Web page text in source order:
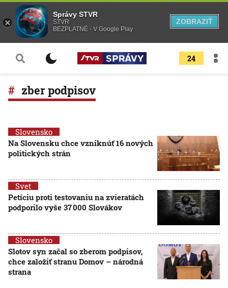
24
zber podpisov
Slovensko
Na Slovensku chce vzniknúť 16 nových
politických strán
Svet
Petíciu proti testovaniu na zvieratách
podporilo vyše 37 000 Slovákov
Slovensko
Slotov syn začal so zberom podpisov,
chce založiť stranu Domov – národná
strana
Správy STVR
STVR
BEZPLATNÉ - V Google Play
ZOBRAZIŤ